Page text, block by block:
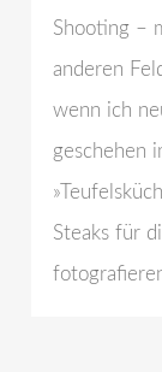
Shooting –
anderen
wenn ich
geschehen
Steaks für